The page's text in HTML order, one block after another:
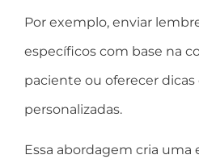
Por exemplo, enviar
específicos com base na
paciente ou oferecer
personalizadas.
Essa abordagem cria uma